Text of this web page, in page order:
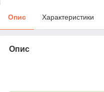
Опис Характеристики
Опис